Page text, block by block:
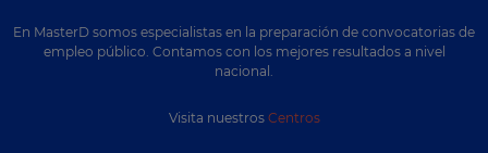
En MasterD somos especialistas en la preparación de convocatorias de
empleo público. Contamos con los mejores resultados a nivel
nacional.
Visita nuestros Centros